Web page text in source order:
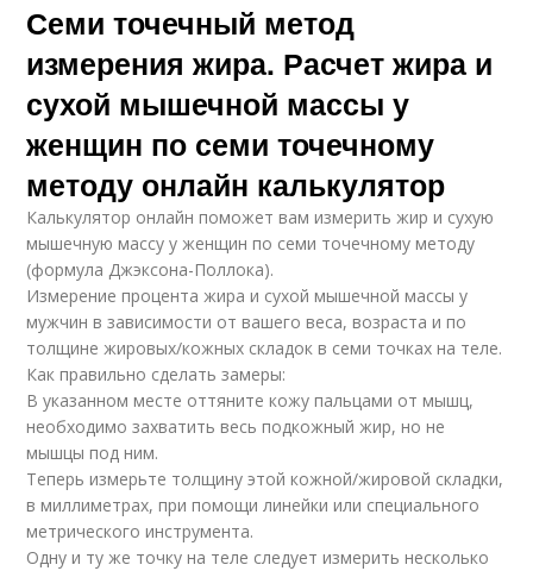
Семи точечный метод
измерения жира. Расчет жира и
сухой мышечной массы у
женщин по семи точечному
методу онлайн калькулятор
Калькулятор онлайн поможет вам измерить жир и сухую
мышечную массу у женщин по семи точечному методу
(формула Джэксона-Поллока).
Измерение процента жира и сухой мышечной массы у
мужчин в зависимости от вашего веса, возраста и по
толщине жировых/кожных складок в семи точках на теле.
Как правильно сделать замеры:
В указанном месте оттяните кожу пальцами от мышц,
необходимо захватить весь подкожный жир, но не
мышцы под ним.
Теперь измерьте толщину этой кожной/жировой складки,
в миллиметрах, при помощи линейки или специального
метрического инструмента.
Одну и ту же точку на теле следует измерить несколько